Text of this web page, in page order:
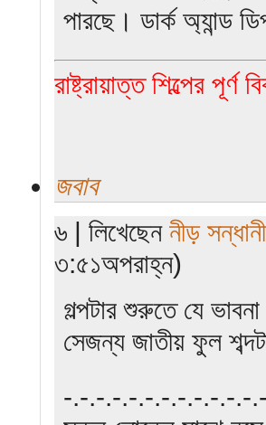
পারছে। ডার্ক অ্যান্ড
রাষ্ট্রায়াত্ত শিল্পের পূর্ণ
জবাব
৬ | লিখেছেন নীড় সন্ধানী
৩:৫১অপরাহ্ন)
গল্পটার শুরুতে যে
সেজন্য জাতীয় ফুল
‍‌-.-.-.-.-.-.-.-.-.-.-.-